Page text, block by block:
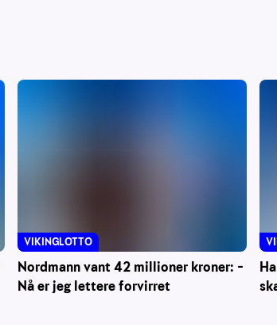
Nordmann vant 42 millioner kroner: –
Nå er jeg lettere forvirret
VIKINGLOTTO